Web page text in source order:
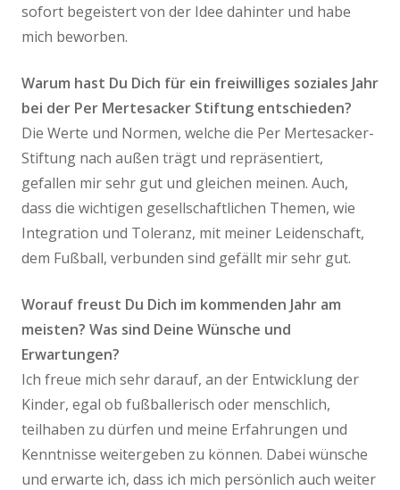
sofort begeistert von der Idee dahinter und habe
mich beworben.
Warum hast Du Dich für ein freiwilliges soziales Jahr
bei der Per Mertesacker Stiftung entschieden?
Die Werte und Normen, welche die Per Mertesacker-
Stiftung nach außen trägt und repräsentiert,
gefallen mir sehr gut und gleichen meinen. Auch,
dass die wichtigen gesellschaftlichen Themen, wie
Integration und Toleranz, mit meiner Leidenschaft,
dem Fußball, verbunden sind gefällt mir sehr gut.
Worauf freust Du Dich im kommenden Jahr am
meisten? Was sind Deine Wünsche und
Erwartungen?
Ich freue mich sehr darauf, an der Entwicklung der
Kinder, egal ob fußballerisch oder menschlich,
teilhaben zu dürfen und meine Erfahrungen und
Kenntnisse weitergeben zu können. Dabei wünsche
und erwarte ich, dass ich mich persönlich auch weiter